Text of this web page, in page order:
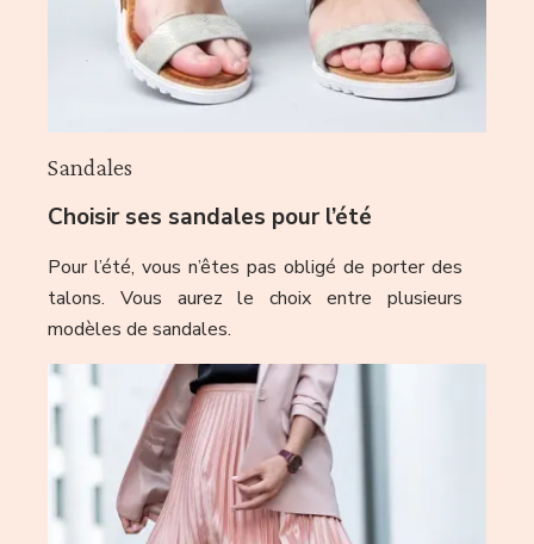
Sandales
Choisir ses sandales pour l’été
Pour l’été, vous n’êtes pas obligé de porter des
talons. Vous aurez le choix entre plusieurs
modèles de sandales.